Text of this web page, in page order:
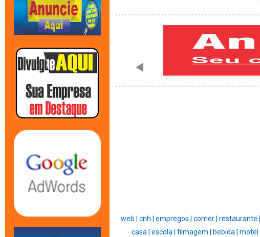
web | cnh | empregos | comer | restaurante |
casa | escola | filmagem | bebida | motel |